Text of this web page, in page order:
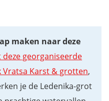
maken naar deze
deze georganiseerde
Karst & grotten,
je de Ledenika-grot